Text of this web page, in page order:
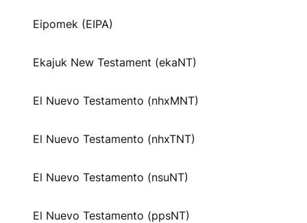
Eipomek (EIPA)
Ekajuk New Testament (ekaNT)
El Nuevo Testamento (nhxMNT)
El Nuevo Testamento (nhxTNT)
El Nuevo Testamento (nsuNT)
El Nuevo Testamento (ppsNT)